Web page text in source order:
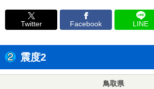
Twitter Facebook LINE
震度2
鳥取県